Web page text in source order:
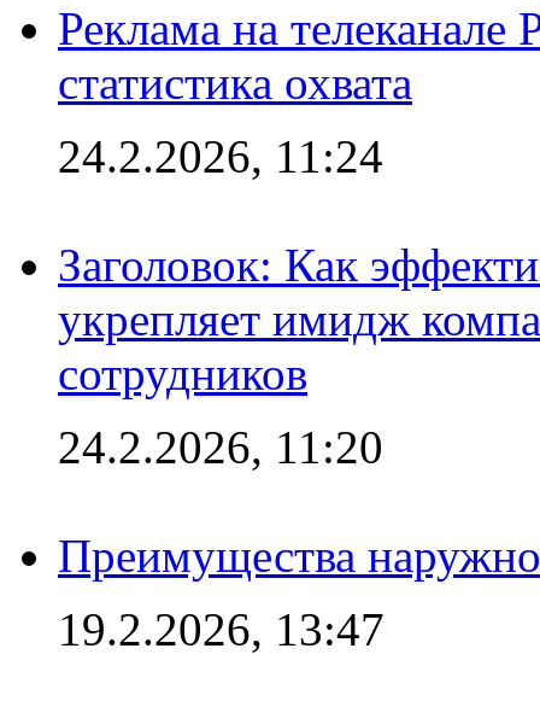
Реклама на
статистика охвата
24.2.2026, 11:24
Заголовок: Как
укрепляет имидж
сотрудников
24.2.2026, 11:20
Преимущества
19.2.2026, 13:47